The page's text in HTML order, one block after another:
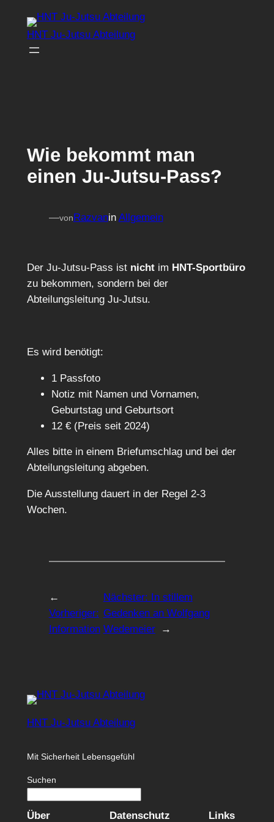
Inhalt
HNT Ju-Jutsu Abteilung
Wie bekommt man
einen Ju-Jutsu-Pass?
—von Razvanin Allgemein
Der Ju-Jutsu-Pass ist nichtim HNT-Sportbüro
zu bekommen, sondern bei der
Abteilungsleitung Ju-Jutsu.
Es wird benötigt:
1 Passfoto
Notiz mit Namen und Vornamen,
Geburtstag und Geburtsort
12 € (Preis seit 2024)
Alles bitte in einem Briefumschlag und bei der
Abteilungsleitung abgeben.
Die Ausstellung dauert in der Regel 2-3
Wochen.
←
Vorheriger:
Information
Nächster: In stillem
Gedenken an Wolfgang
Wedemeier
→
HNT Ju-Jutsu Abteilung
Mit Sicherheit Lebensgefühl
Suchen
Über Datenschutz Links